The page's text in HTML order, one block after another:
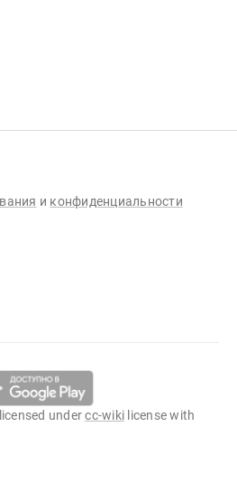
и конфиденциальности
undercc-wiki license with